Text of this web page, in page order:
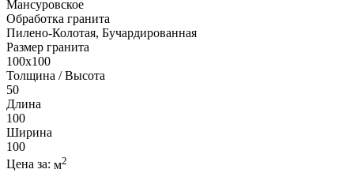
Мансуровское
Обработка гранита
Пилено-Колотая, Бучардированная
Размер гранита
100х100
Толщина / Высота
50
Длина
100
Ширина
100
Цена за: м2